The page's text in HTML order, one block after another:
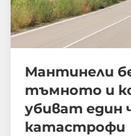
Мантинели
тъмното и
убиват един
катастрофи